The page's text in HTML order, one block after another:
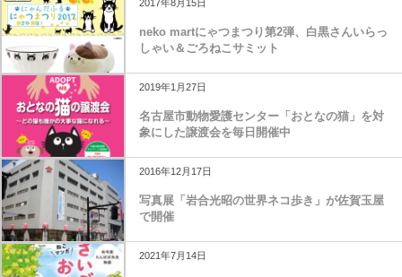
2017年8月15日
neko martにゃつまつり第2弾、白黒さんいらっ
しゃい＆ごろねこサミット
2019年1月27日
名古屋市動物愛護センター「おとなの猫」を対
象にした譲渡会を毎日開催中
2016年12月17日
写真展「岩合光昭の世界ネコ歩き」が佐賀玉屋
で開催
2021年7月14日